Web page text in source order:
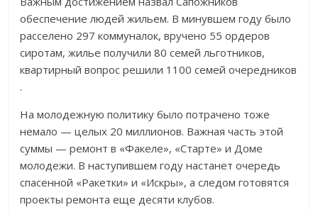
обеспечение людей жильем. В минувшем году было
расселено 297 коммуналок, вручено 55 ордеров
сиротам, жилье получили 80 семей льготников,
квартирный вопрос решили 1100 семей очередников
.
На молодежную политику было потрачено тоже
немало — целых 20 миллионов. Важная часть этой
суммы — ремонт в «Факеле», «Старте» и Доме
молодежи. В наступившем году настанет очередь
спасенной «Ракетки» и «Искры», а следом готовятся
проекты ремонта еще десяти клубов.